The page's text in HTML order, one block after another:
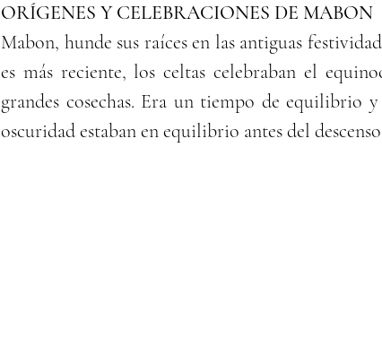
ORÍGENES Y CELEBRACIONES DE MABON
Mabon, hunde sus raíces en las antiguas
es más reciente, los celtas celebraban el
grandes cosechas. Era un tiempo de equilibrio
oscuridad estaban en equilibrio antes del